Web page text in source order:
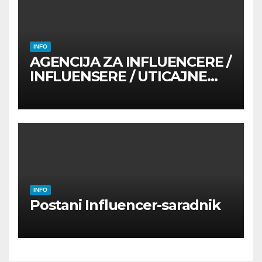
INFO
AGENCIJA ZA INFLUENCERE /
INFLUENSERE / UTICAJNE
INFO
Postani Influencer-saradnik